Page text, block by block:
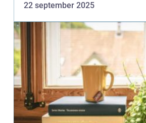
22 september 2025